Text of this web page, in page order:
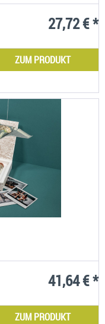
27,72 € *
ZUM PRODUKT
41,64 € *
ZUM PRODUKT